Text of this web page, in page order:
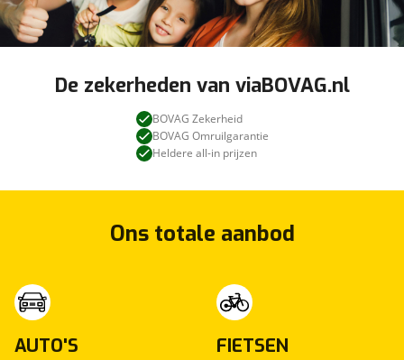
De zekerheden van viaBOVAG.nl
BOVAG Zekerheid
BOVAG Omruilgarantie
Heldere all-in prijzen
Ons totale aanbod
AUTO'S FIETSEN